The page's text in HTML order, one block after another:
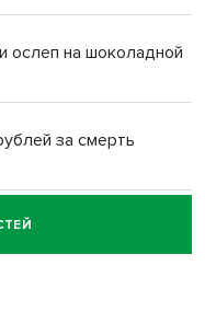
ослеп на шоколадной
за смерть
за смерть